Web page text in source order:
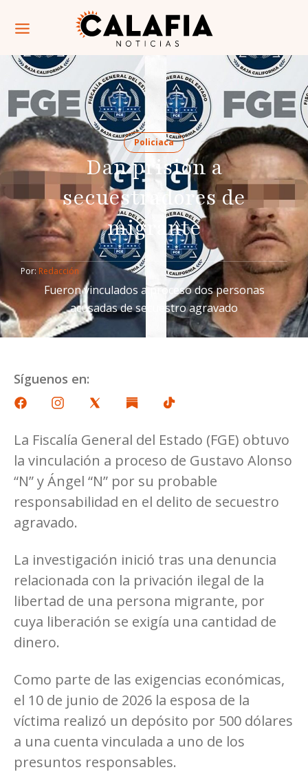
Policiaca
Dan prisión a
secuestradores de
migrante
Por: Redacción
Fueron vinculados a proceso dos personas
acusadas de secuestro agravado
Síguenos en:
La Fiscalía General del Estado (FGE) obtuvo
la vinculación a proceso de Gustavo Alonso
“N” y Ángel “N” por su probable
responsabilidad en el delito de secuestro
agravado.
La investigación inició tras una denuncia
relacionada con la privación ilegal de la
libertad de una persona migrante, por
cuya liberación se exigía una cantidad de
dinero.
Como parte de las exigencias económicas,
el 10 de junio de 2026 la esposa de la
víctima realizó un depósito por 500 dólares
a una cuenta vinculada a uno de los
presuntos responsables.